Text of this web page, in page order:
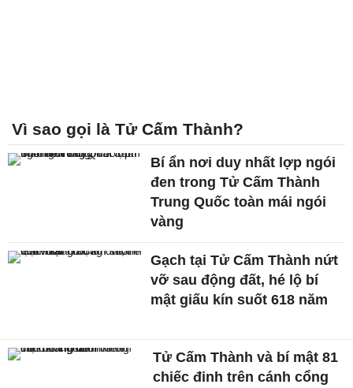
Vì sao gọi là Tử Cấm Thành?
Bí ẩn nơi duy nhất lợp ngói
đen trong Tử Cấm Thành
Trung Quốc toàn mái ngói
vàng
Gạch tại Tử Cấm Thành nứt
vỡ sau động đất, hé lộ bí
mật giấu kín suốt 618 năm
Tử Cấm Thành và bí mật 81
chiếc đinh trên cánh cổng